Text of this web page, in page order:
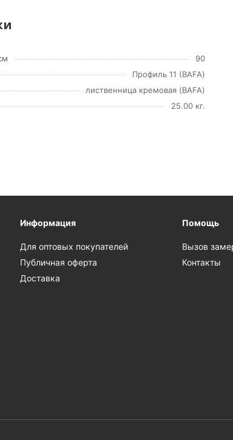
90
Профиль 11 (BAFA)
лиственница кремовая (BAFA)
25.00 кг.
Информация
Для оптовых покупателей
Публичная оферта
Доставка
Помощь
Вызов
Контакты